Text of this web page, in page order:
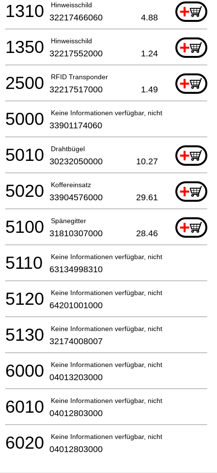
Hinweisschild +
1310 32217466060 4.88
Hinweisschild +
1350 32217552000 1.24
RFID Transponder +
2500 32217517000 1.49
Keine Informationen verfügbar, nicht bestellbar
5000 33901174060
Drahtbügel +
5010 30232050000 10.27
Koffereinsatz +
5020 33904576000 29.61
Spänegitter +
5100 31810307000 28.46
Keine Informationen verfügbar, nicht bestellbar
5110 63134998310
Keine Informationen verfügbar, nicht bestellbar
5120 64201001000
Keine Informationen verfügbar, nicht bestellbar
5130 32174008007
Keine Informationen verfügbar, nicht bestellbar
6000 04013203000
Keine Informationen verfügbar, nicht bestellbar
6010 04012803000
Keine Informationen verfügbar, nicht bestellbar
6020 04012803000